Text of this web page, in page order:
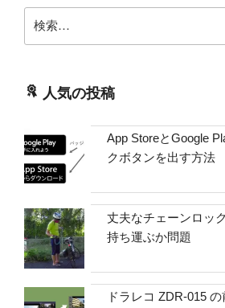
索:
人気の投稿
App StoreとGoogle
クボタンを出す方法
丈夫なチェーンロッ
持ち運ぶか問題
ドラレコ ZDR-015